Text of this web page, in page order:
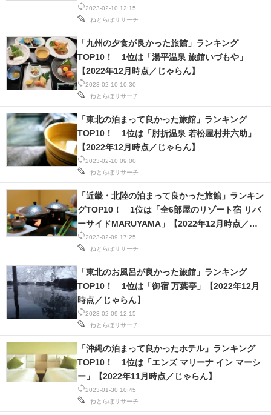
2023-02-10 12:15
ねとらぼリサーチ
2023-02-10 10:30
ねとらぼリサーチ
「九州の夕食が良かった旅館」ランキング
TOP10！ 1位は「湯平温泉 旅館いづもや」
【2022年12月時点／じゃらん】
2023-02-10 09:00
ねとらぼリサーチ
「東北の泊まって良かった旅館」ランキング
TOP10！ 1位は「肘折温泉 若松屋村井六助」
【2022年12月時点／じゃらん】
2023-02-09 17:25
ねとらぼリサーチ
「近畿・北陸の泊まって良かった旅館」ランキン
グTOP10！ 1位は「全6部屋のリゾート宿 リバ
ーサイドMARUYAMA」【2022年12月時点／じ
ゃらん】
2023-02-09 12:15
ねとらぼリサーチ
「東北のお風呂が良かった旅館」ランキング
TOP10！ 1位は「御宿 万葉亭」【2022年12月
時点／じゃらん】
2023-01-30 10:45
ねとらぼリサーチ
「沖縄の泊まって良かったホテル」ランキング
TOP10！ 1位は「エンズ マリーナ イン マーシ
ー」【2022年11月時点／じゃらん】